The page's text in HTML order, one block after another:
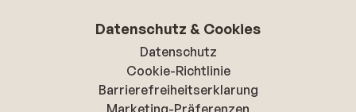
Datenschutz & Cookies
Datenschutz
Cookie-Richtlinie
Barrierefreiheitserklarung
Marketing-Präferenzen